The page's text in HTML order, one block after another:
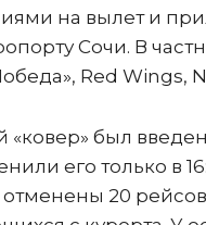
на вылет и
Сочи. В
Red Wings,
был
его только в
20